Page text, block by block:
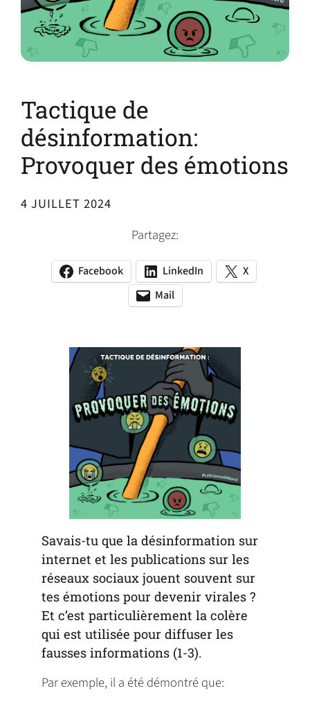
Tactique de
désinformation:
Provoquer des émotions
4 JUILLET 2024
Partagez:
Facebook
(opens
LinkedIn
(opens
in
a
X
(opens
Mail
(opens
app)
(opens
new
tab)
Savais-tu que la désinformation sur
internet et les publications sur les
réseaux sociaux jouent souvent sur
tes émotions pour devenir virales ?
Et c’est particulièrement la colère
qui est utilisée pour diffuser les
fausses informations (1-3).
Par exemple, il a été démontré que: